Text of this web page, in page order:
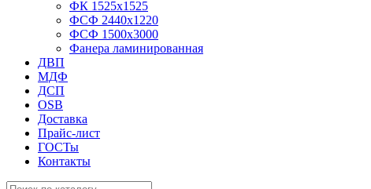
ФК 1525х1525
ФСФ 2440х1220
ФСФ 1500х3000
Фанера ламинированная
ДВП
МДФ
ДСП
OSB
Доставка
Прайс-лист
ГОСТы
Контакты